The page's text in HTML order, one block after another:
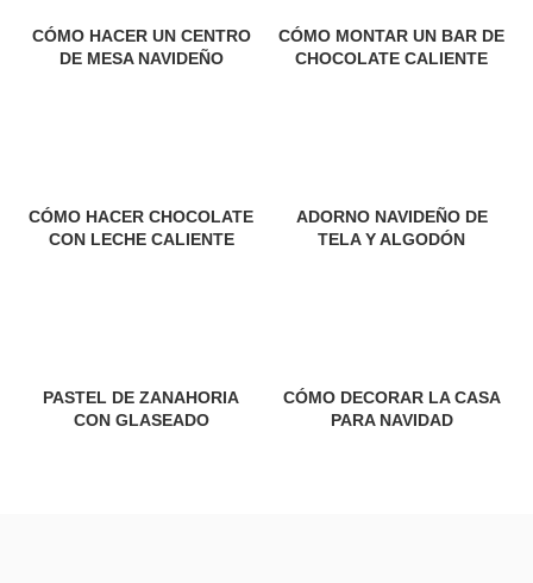
CÓMO HACER UN CENTRO
DE MESA NAVIDEÑO
CÓMO MONTAR UN BAR DE
CHOCOLATE CALIENTE
CÓMO HACER CHOCOLATE
CON LECHE CALIENTE
ADORNO NAVIDEÑO DE
TELA Y ALGODÓN
PASTEL DE ZANAHORIA
CON GLASEADO
CÓMO DECORAR LA CASA
PARA NAVIDAD